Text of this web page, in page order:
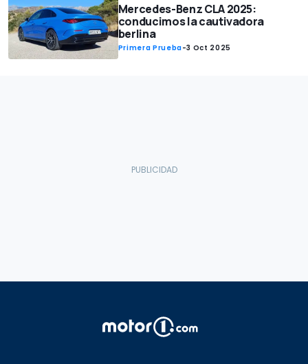
Mercedes-Benz CLA 2025:
conducimos la cautivadora
berlina
Primera Prueba-3 Oct 2025